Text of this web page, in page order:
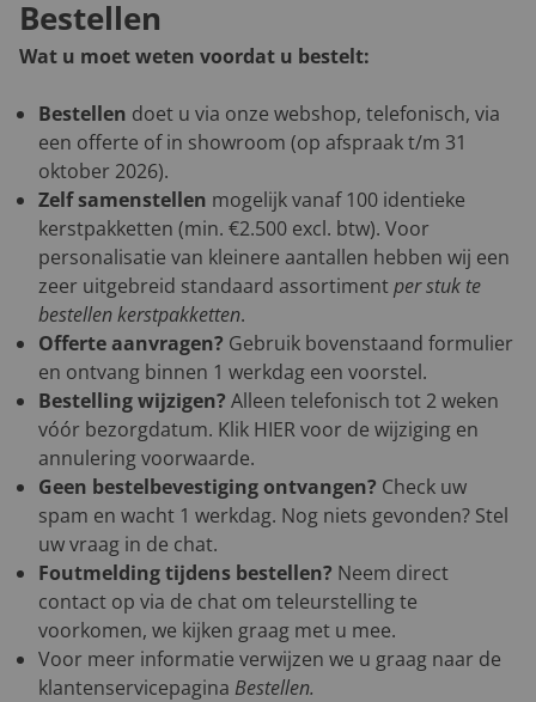
Bestellen
Wat u moet weten voordat u bestelt:
Bestellen doet u via onze webshop, telefonisch, via
een offerte of in showroom (op afspraak t/m 31
oktober 2026).
Zelf samenstellen mogelijk vanaf 100 identieke
kerstpakketten (min. €2.500 excl. btw). Voor
personalisatie van kleinere aantallen hebben wij een
zeer uitgebreid standaard assortimentper stuk te
bestellen kerstpakketten.
Offerte aanvragen? Gebruik bovenstaand formulier
en ontvang binnen 1 werkdag een voorstel.
Bestelling wijzigen? Alleen telefonisch tot 2 weken
vóór bezorgdatum. Klik HIERvoor de wijziging en
annulering voorwaarde.
Geen bestelbevestiging ontvangen? Check uw
spam en wacht 1 werkdag. Nog niets gevonden? Stel
uw vraag in de chat.
Foutmelding tijdens bestellen? Neem direct
contact op via de chat om teleurstelling te
voorkomen, we kijken graag met u mee.
Voor meer informatie verwijzen we u graag naar de
klantenservicepagina Bestellen.